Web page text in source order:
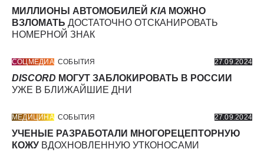
МИЛЛИОНЫ АВТОМОБИЛЕЙ KIA МОЖНО
ВЗЛОМАТЬ ДОСТАТОЧНО ОТСКАНИРОВАТЬ
НОМЕРНОЙ ЗНАК
СОЦМЕДИА СОБЫТИЯ 27.09.2024
DISCORD МОГУТ ЗАБЛОКИРОВАТЬ В РОССИИ
УЖЕ В БЛИЖАЙШИЕ ДНИ
МЕДИЦИНА СОБЫТИЯ 27.09.2024
УЧЕНЫЕ РАЗРАБОТАЛИ МНОГОРЕЦЕПТОРНУЮ
КОЖУ ВДОХНОВЛЕННУЮ УТКОНОСАМИ